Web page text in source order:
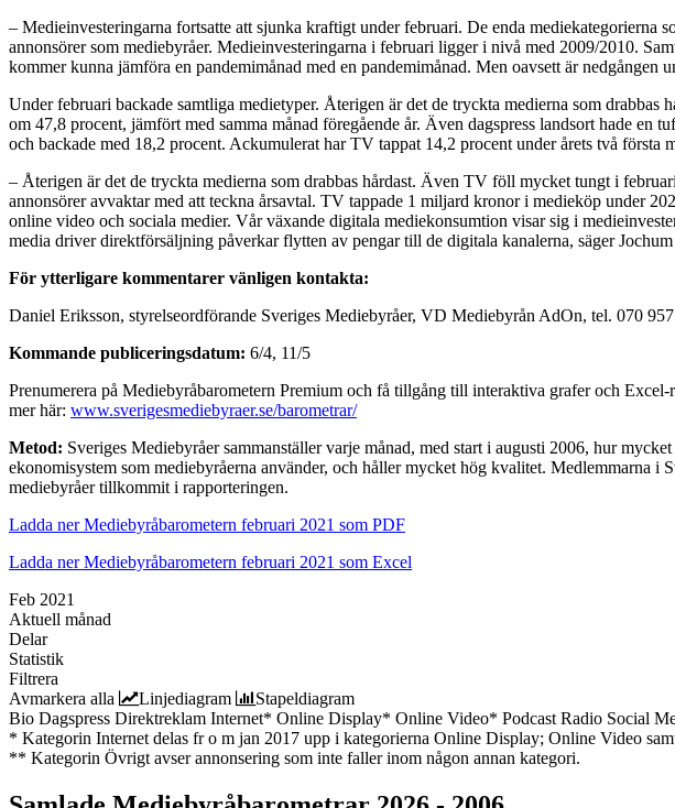
– Medieinvesteringarna fortsatte att sjunka kraftigt under februari. De enda mediekategorierna
annonsörer som mediebyråer. Medieinvesteringarna i februari ligger i nivå med 2009/2010.
kommer kunna jämföra en pandemimånad med en pandemimånad. Men oavsett är
Under februari backade samtliga medietyper. Återigen är det de tryckta medierna som
om 47,8 procent, jämfört med samma månad föregående år. Även dagspress landsort hade
och backade med 18,2 procent. Ackumulerat har TV tappat 14,2 procent under årets två första
– Återigen är det de tryckta medierna som drabbas hårdast. Även TV föll mycket tungt i
annonsörer avvaktar med att teckna årsavtal. TV tappade 1 miljard kronor i medieköp under
online video och sociala medier. Vår växande digitala mediekonsumtion visar sig i
media driver direktförsäljning påverkar flytten av pengar till de digitala kanalerna, säger
För ytterligare kommentarer vänligen kontakta:
Daniel Eriksson, styrelseordförande Sveriges Mediebyråer, VD Mediebyrån AdOn, tel. 070
Kommande publiceringsdatum: 6/4, 11/5
Prenumerera på Mediebyråbarometern Premium och få tillgång till interaktiva grafer och
mer här: www.sverigesmediebyraer.se/barometrar/
Metod: Sveriges Mediebyråer sammanställer varje månad, med start i augusti 2006, hur
ekonomisystem som mediebyråerna använder, och håller mycket hög kvalitet. Medlemmarna i
mediebyråer tillkommit i rapporteringen.
Ladda ner Mediebyråbarometern februari 2021 som PDF
Ladda ner Mediebyråbarometern februari 2021 som Excel
Feb 2021
Aktuell månad
Delar
Statistik
Filtrera
Avmarkera alla
Linjediagram
Stapeldiagram
Bio Dagspress Direktreklam Internet* Online Display* Online Video* Podcast Radio Social
* Kategorin Internet delas fr o m jan 2017 upp i kategorierna Online Display; Online Video
** Kategorin Övrigt avser annonsering som inte faller inom någon annan kategori.